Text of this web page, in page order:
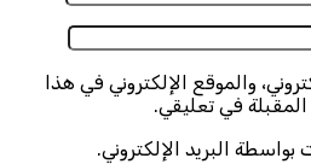
والموقع الإلكتروني في هذا
في تعليقي.
بواسطة البريد الإلكتروني.